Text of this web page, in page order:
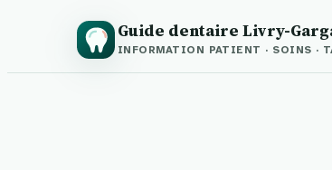
Guide dentaire Livry-
INFORMATION PATIENT · SOINS ·